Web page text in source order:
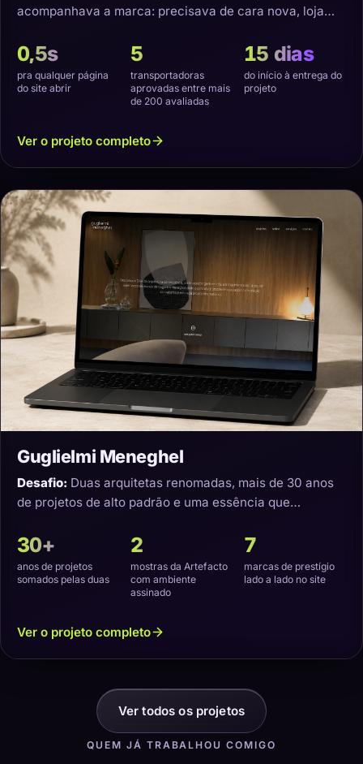
acompanhava a marca: precisava de cara nova, loja
0,5s
pra qualquer página
do site abrir
5
transportadoras
aprovadas entre mais
de 200 avaliadas
15 dias
do início à entrega do
projeto
Ver o projeto completo
Guglielmi Meneghel
Desafio: Duas arquitetas renomadas, mais de 30 anos
de projetos de alto padrão e uma essência que
30+
anos de projetos
somados pelas duas
2
mostras da Artefacto
com ambiente
assinado
7
marcas de prestígio
lado a lado no site
Ver o projeto completo
Ver todos os projetos
QUEM JÁ TRABALHOU COMIGO